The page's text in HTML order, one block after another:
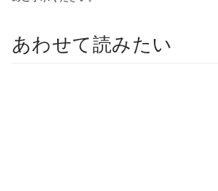
あわせて読みたい